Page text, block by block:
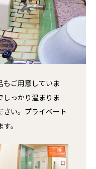
もご用意していま
しっかり温まりま
さい。プライベート
。